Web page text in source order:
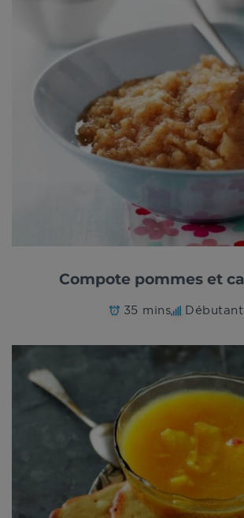
Compote pommes et
35 mins Débutant